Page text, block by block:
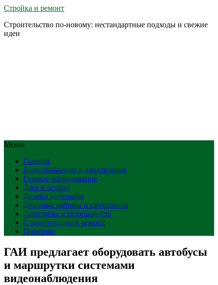
Стройка и ремонт
Строительство по-новому: нестандартные подходы и свежие
идеи
Меню
Главная
Водоснабжение и канализация
Газовое оборудование
Дача и огород
Дизайн интерьера
Душевые кабины и сантехника
Электрика и безопасность
Строительство и ремонт
Полезное
ГАИ предлагает оборудовать автобусы
и маршрутки системами
видеонаблюдения